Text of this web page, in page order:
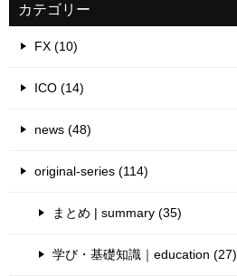
カテゴリー
FX (10)
ICO (14)
news (48)
original-series (114)
まとめ | summary (35)
学び・基礎知識｜education (27)